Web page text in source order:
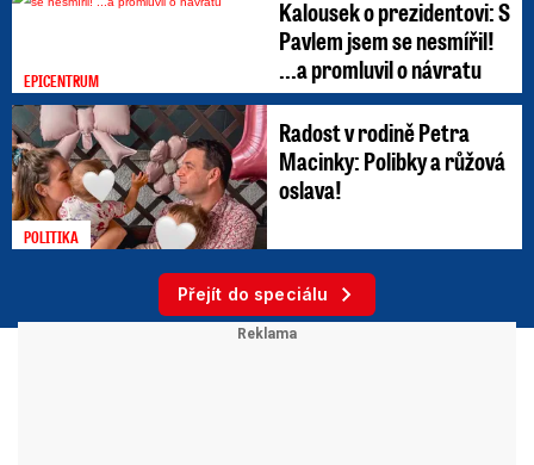
EPICENTRUM
Kalousek o prezidentovi: S
Pavlem jsem se nesmířil!
...a promluvil o návratu
POLITIKA
Radost v rodině Petra
Macinky: Polibky a růžová
oslava!
Přejít do speciálu